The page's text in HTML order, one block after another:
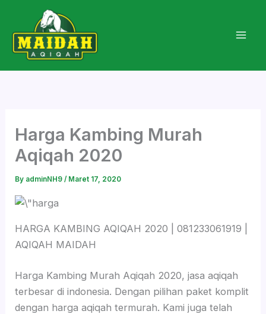
content
Harga Kambing Murah
Aqiqah 2020
By adminNH9/ Maret 17, 2020
HARGA KAMBING AQIQAH 2020 | 081233061919 |
AQIQAH MAIDAH
Harga Kambing Murah Aqiqah 2020, jasa aqiqah
terbesar di indonesia. Dengan pilihan paket komplit
dengan harga aqiqah termurah. Kami juga telah